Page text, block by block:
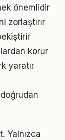
önemlidir
zorlaştırır
korur
yaratır
Yalnızca